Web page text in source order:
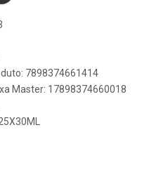
7898374661414
Master: 17898374660018